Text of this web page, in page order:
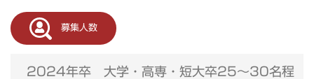
募集人数
2024年卒 大学・高専・短大卒25～30名程